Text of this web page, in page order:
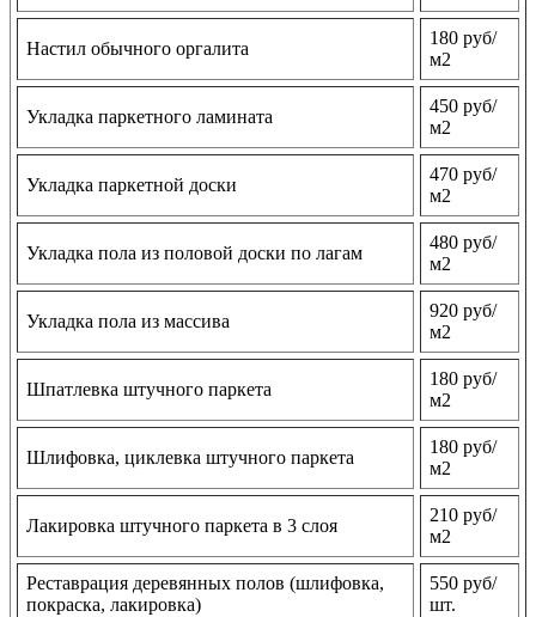
Настил обычного оргалита
180 руб/
м2
Укладка паркетного ламината
450 руб/
м2
Укладка паркетной доски
470 руб/
м2
Укладка пола из половой доски по лагам
480 руб/
м2
Укладка пола из массива
920 руб/
м2
Шпатлевка штучного паркета
180 руб/
м2
Шлифовка, циклевка штучного паркета
180 руб/
м2
Лакировка штучного паркета в 3 слоя
210 руб/
м2
Реставрация деревянных полов (шлифовка,
покраска, лакировка)
550 руб/
шт.